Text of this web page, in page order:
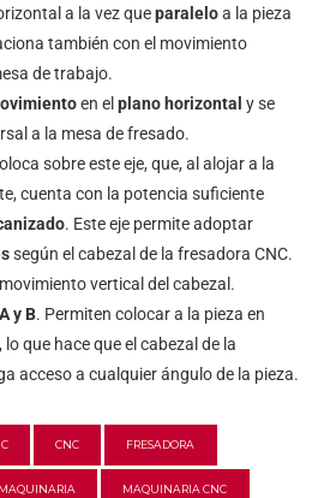
a la vez queparaleloa la pieza
también con el movimiento
de trabajo.
en el plano horizontal y se
a la mesa de fresado.
sobre este eje, que, al alojar a la
cuenta con la potencia suficiente
. Este eje permite adoptar
según el cabezal de la fresadora CNC.
vertical del cabezal.
y B. Permiten colocar a la pieza en
, lo que hace que el cabezal de la
acceso a cualquier ángulo de la pieza.
CNC FRESADORA
MAQUINARIA MAQUINARIA CNC